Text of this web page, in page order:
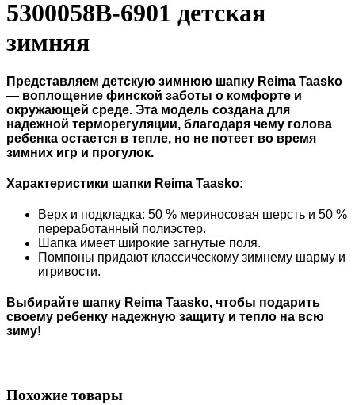
5300058B-6901 детская
зимняя
Представляем детскую зимнюю шапку Reima Taasko
— воплощение финской заботы о комфорте и
окружающей среде. Эта модель создана для
надежной терморегуляции, благодаря чему голова
ребенка остается в тепле, но не потеет во время
зимних игр и прогулок.
Характеристики шапки Reima Taasko:
Верх и подкладка: 50 % мериносовая шерсть и 50 %
переработанный полиэстер.
Шапка имеет широкие загнутые поля.
Помпоны придают классическому зимнему шарму и
игривости.
Выбирайте шапку Reima Taasko, чтобы подарить
своему ребенку надежную защиту и тепло на всю
зиму!
Похожие товары